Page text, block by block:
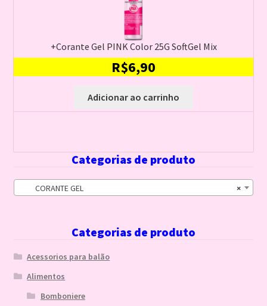
+Corante Gel PINK Color 25G SoftGel Mix
R$6,90
Adicionar ao carrinho
Categorias de produto
×
CORANTE GEL
Categorias de produto
Acessorios para balão
Alimentos
Bomboniere